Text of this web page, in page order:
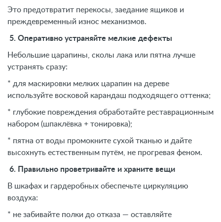
Это предотвратит перекосы, заедание ящиков и
преждевременный износ механизмов.
5. Оперативно устраняйте мелкие дефекты
Небольшие царапины, сколы лака или пятна лучше
устранять сразу:
* для маскировки мелких царапин на дереве
используйте восковой карандаш подходящего оттенка;
* глубокие повреждения обработайте реставрационным
набором (шпаклёвка + тонировка);
* пятна от воды промокните сухой тканью и дайте
высохнуть естественным путём, не прогревая феном.
6. Правильно проветривайте и храните вещи
В шкафах и гардеробных обеспечьте циркуляцию
воздуха:
* не забивайте полки до отказа — оставляйте